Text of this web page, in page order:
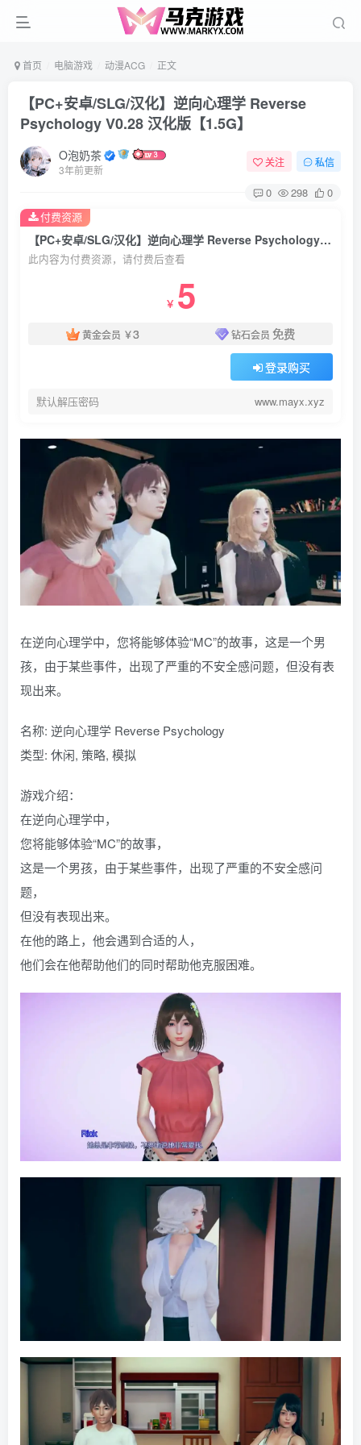
首页 电脑游戏 动漫ACG 正文
【PC+安卓/SLG/汉化】逆向心理学 Reverse
Psychology V0.28 汉化版【1.5G】
O泡奶茶
3年前更新
关注 私信
0 298 0
【PC+安卓/SLG/汉化】逆向心理学 Reverse Psychology V0.28 汉化版【1.5G】
此内容为付费资源，请付费后查看
￥ 5
黄金会员 ￥3 钻石会员 免费
登录购买
默认解压密码 www.mayx.xyz
付费资源
在逆向心理学中，您将能够体验“MC”的故事，这是一个男
孩，由于某些事件，出现了严重的不安全感问题，但没有表
现出来。
名称: 逆向心理学 Reverse Psychology
类型: 休闲, 策略, 模拟
游戏介绍：
在逆向心理学中，
您将能够体验“MC”的故事，
这是一个男孩，由于某些事件，出现了严重的不安全感问
题，
但没有表现出来。
在他的路上，他会遇到合适的人，
他们会在他帮助他们的同时帮助他克服困难。